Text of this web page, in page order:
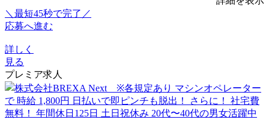
＼最短45秒で完了／
応募へ進む
詳しく
見る
プレミア求人